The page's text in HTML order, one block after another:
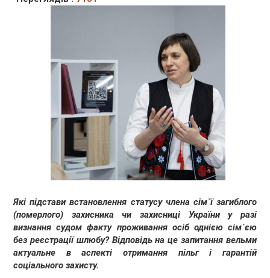
Які підстави встановлення статусу члена сім`ї загиблого
(померлого) захисника чи захисниці України у разі
визнання судом факту проживання осіб однією сім`єю
без реєстрації шлюбу? Відповідь на це запитання вельми
актуальне в аспекті отримання пільг і гарантій
соціального захисту.